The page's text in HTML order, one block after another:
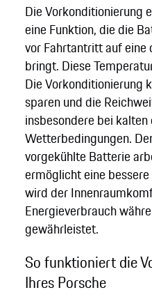
Die Vorkonditionierung
eine Funktion, die die
vor Fahrtantritt auf
bringt. Diese
Die Vorkonditionierung
sparen und die
insbesondere bei
Wetterbedingungen.
vorgekühlte Batterie
ermöglicht eine
wird der
Energieverbrauch
gewährleistet.
So funktioniert die
Ihres Porsche